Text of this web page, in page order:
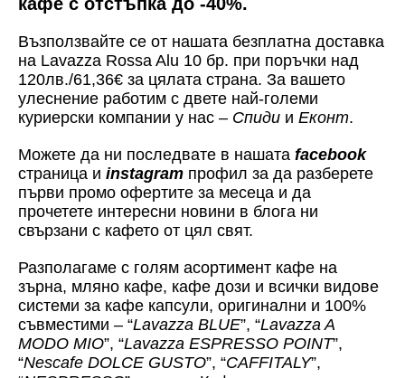
Възползвайте се от нашата безплатна доставка
на Lavazza Rossa Alu 10 бр. при поръчки над
120лв./61,36€ за цялата страна. За вашето
улеснение работим с двете най-големи
куриерски компании у нас – Спиди и Еконт.
Можете да ни последвате в нашата facebook
страница и instagram профил за да разберете
първи промо офертите за месеца и да
прочетете интересни новини в блога ни
свързани с кафето от цял свят.
Разполагаме с голям асортимент кафе на
зърна, мляно кафе, кафе дози и всички видове
системи за кафе капсули, оригинални и 100%
съвместими – “Lavazza BLUE”, “Lavazza A
MODO MIO”, “Lavazza ESPRESSO POINT”,
“Nescafe DOLCE GUSTO”, “CAFFITALY”,